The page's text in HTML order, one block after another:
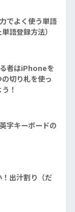
でよく使う単語
語登録方法）
者はiPhoneを
切り札を使っ
！
字キーボードの
！出汁割り（だ